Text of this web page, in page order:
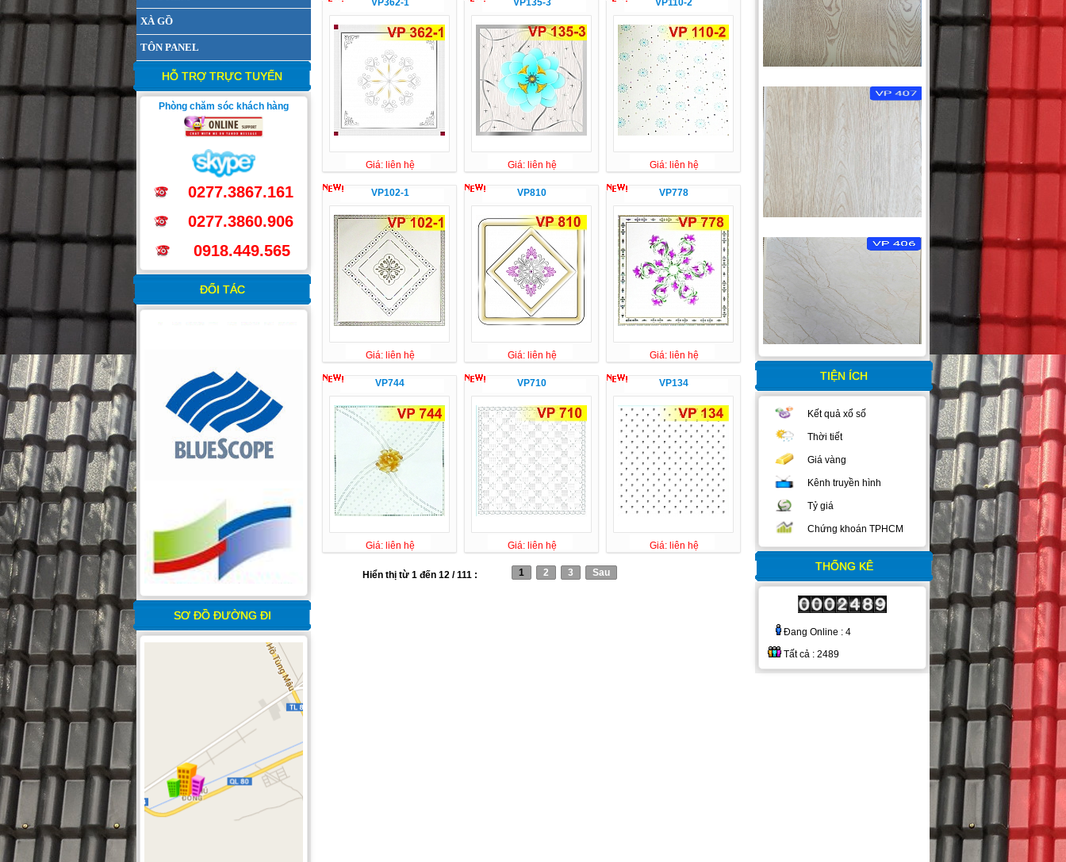
XÀ GỒ
TÔN PANEL
HỖ TRỢ TRỰC TUYẾN
Phòng chăm sóc khách hàng
0277.3867.161
0277.3860.906
0918.449.565
ĐỐI TÁC
SƠ ĐỒ ĐƯỜNG ĐI
VP362-1
Giá: liên hệ
VP135-3
Giá: liên hệ
VP110-2
Giá: liên hệ
VP102-1
Giá: liên hệ
VP810
Giá: liên hệ
VP778
Giá: liên hệ
VP744
Giá: liên hệ
VP710
Giá: liên hệ
VP134
Giá: liên hệ
Hiển thị từ 1 đến 12 / 111 : 1 2 3 Sau
TIỆN ÍCH
Kết quả xổ số
Thời tiết
Giá vàng
Kênh truyền hình
Tỷ giá
Chứng khoán TPHCM
THỐNG KÊ
Đang Online : 4
Tất cả : 2489